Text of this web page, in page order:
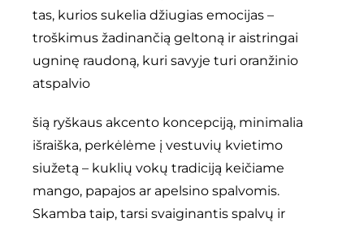
tas, kurios sukelia džiugias emocijas –
troškimus žadinančią geltoną ir aistringai
ugninę raudoną, kuri savyje turi oranžinio
atspalvio
šią ryškaus akcento koncepciją, minimalia
išraiška, perkėlėme į vestuvių kvietimo
siužetą – kuklių vokų tradiciją keičiame
mango, papajos ar apelsino spalvomis.
Skamba taip, tarsi svaiginantis spalvų ir